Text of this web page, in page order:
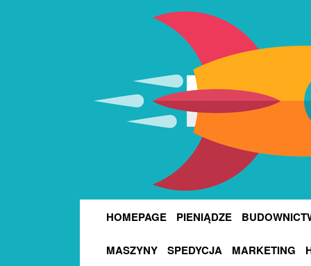
HOMEPAGE PIENIĄDZE
MASZYNY SPEDYCJA MARKETING